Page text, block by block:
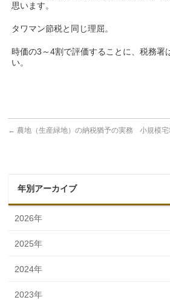
思います。
タワマン節税と同じ理屈。
時価の3～4割で評価することに、税務署
い。
← 農地（生産緑地）の納税猶予の実務
小規模
年別アーカイブ
2026年
2025年
2024年
2023年